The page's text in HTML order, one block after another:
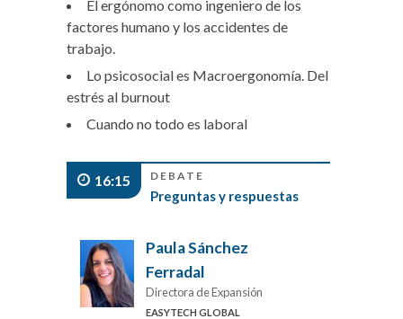
El ergónomo como ingeniero de los
factores humano y los accidentes de
trabajo.
Lo psicosocial es Macroergonomía. Del
estrés al burnout
Cuando no todo es laboral
16:15 DEBATE
Preguntas y respuestas
Paula Sánchez
Ferradal
Directora de Expansión
EASYTECH GLOBAL